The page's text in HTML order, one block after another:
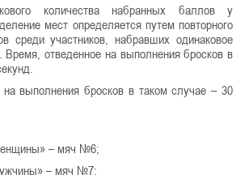
количества набранных баллов у
мест определяется путем повторного
среди участников, набравших одинаковое
Время, отведенное на выполнения бросков в
выполнения бросков в таком случае – 30
– мяч №6;
– мяч №7;